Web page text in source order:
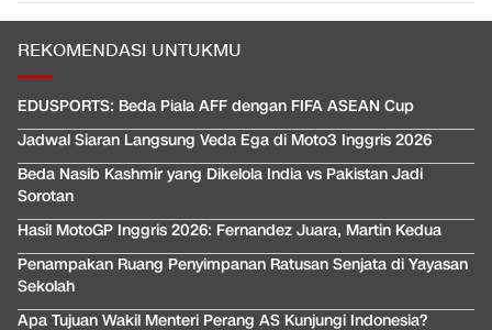
REKOMENDASI UNTUKMU
EDUSPORTS: Beda Piala AFF dengan FIFA ASEAN Cup
Jadwal Siaran Langsung Veda Ega di Moto3 Inggris 2026
Beda Nasib Kashmir yang Dikelola India vs Pakistan Jadi
Sorotan
Hasil MotoGP Inggris 2026: Fernandez Juara, Martin Kedua
Penampakan Ruang Penyimpanan Ratusan Senjata di Yayasan
Sekolah
Apa Tujuan Wakil Menteri Perang AS Kunjungi Indonesia?